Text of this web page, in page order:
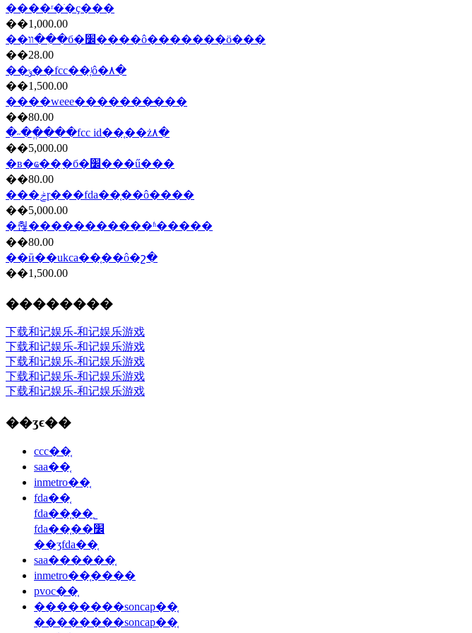
����ʳ�ֺ�ҫ���
��1,000.00
��װ��ִ�б�׼����ô�������ö���
��28.00
��ݸ��fcc��֤ʲô�۸�
��1,500.00
����weee�������̷���
��80.00
�˶��ֱ���fcc id��֤��ż۸�
��5,000.00
�в�ҩ��ִ�б�׼���ű���
��80.00
���ݲɼ���fda��֤��ô����
��5,000.00
�춶�����������ʱ�����
��80.00
��ӣ��ukca��֤��ô�շ�
��1,500.00
��������
下载和记娱乐-和记娱乐游戏
下载和记娱乐-和记娱乐游戏
下载和记娱乐-和记娱乐游戏
下载和记娱乐-和记娱乐游戏
下载和记娱乐-和记娱乐游戏
��ʒϵ��
ccc��֤
saa��֤
inmetro��֤
fda��֤
fda��֤��˾
fda��֤��׼
��ʒfda��֤
saa������֤
inmetro��֤����
pvoc��֤
��������soncap��֤
��������soncap��֤